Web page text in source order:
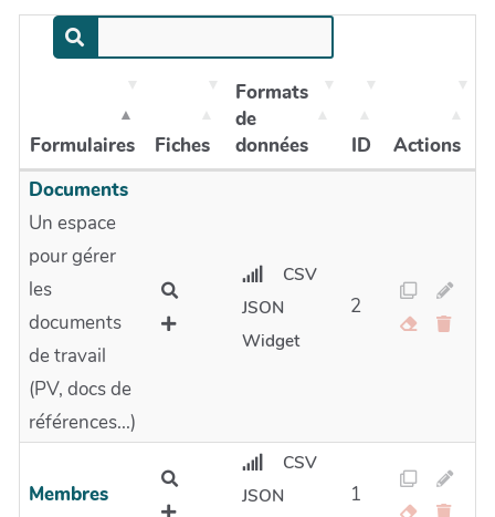
Formulaires Fiches
Formats
de
données
ID
Actions
Documents
Un espace
pour gérer
les
documents
de travail
(PV, docs de
références...)
CSV
JSON
Widget
2
Membres
CSV
JSON
1